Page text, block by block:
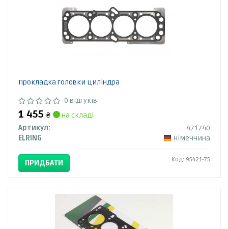
Прокладка головки циліндра
0 відгуків
1 455 ₴
на складі
Артикул:
471740
ELRING
Німеччина
ПРИДБАТИ Код: 95421-75